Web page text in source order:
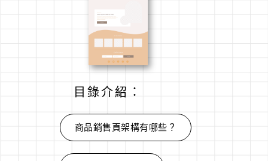
目錄介紹：
商品銷售頁架構有哪些？